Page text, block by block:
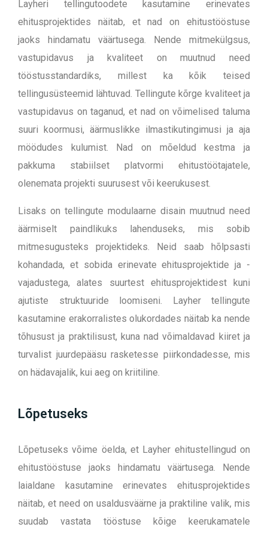
Layheri tellingutoodete kasutamine erinevates
ehitusprojektides näitab, et nad on ehitustööstuse
jaoks hindamatu väärtusega. Nende mitmekülgsus,
vastupidavus ja kvaliteet on muutnud need
tööstusstandardiks, millest ka kõik teised
tellingusüsteemid lähtuvad. Tellingute kõrge kvaliteet ja
vastupidavus on taganud, et nad on võimelised taluma
suuri koormusi, äärmuslikke ilmastikutingimusi ja aja
möödudes kulumist. Nad on mõeldud kestma ja
pakkuma stabiilset platvormi ehitustöötajatele,
olenemata projekti suurusest või keerukusest.
Lisaks on tellingute modulaarne disain muutnud need
äärmiselt paindlikuks lahenduseks, mis sobib
mitmesugusteks projektideks. Neid saab hõlpsasti
kohandada, et sobida erinevate ehitusprojektide ja -
vajadustega, alates suurtest ehitusprojektidest kuni
ajutiste struktuuride loomiseni. Layher tellingute
kasutamine erakorralistes olukordades näitab ka nende
tõhusust ja praktilisust, kuna nad võimaldavad kiiret ja
turvalist juurdepääsu rasketesse piirkondadesse, mis
on hädavajalik, kui aeg on kriitiline.
Lõpetuseks
Lõpetuseks võime öelda, et Layher ehitustellingud on
ehitustööstuse jaoks hindamatu väärtusega. Nende
laialdane kasutamine erinevates ehitusprojektides
näitab, et need on usaldusväärne ja praktiline valik, mis
suudab vastata tööstuse kõige keerukamatele